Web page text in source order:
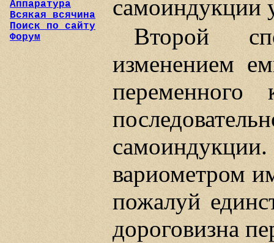
Аппаратура
Всякая всячина
Поиск по сайту
Форум
самоиндукции
Второй
изменением
переменного
вариометром
пожалуй
дороговизна